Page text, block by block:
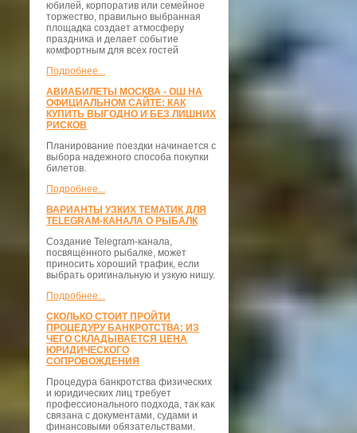
юбилей, корпоратив или семейное
торжество, правильно выбранная
площадка создает атмосферу
праздника и делает событие
комфортным для всех гостей
Подробнее...
АВИАБИЛЕТЫ МОСКВА - ОШ НА
ОФИЦИАЛЬНОМ САЙТЕ: КАК
КУПИТЬ ВЫГОДНО И БЕЗ ЛИШНИХ
РИСКОВ
Планирование поездки начинается с
выбора надежного способа покупки
билетов.
Подробнее...
ВАРИАНТЫ УЗКИХ ТЕМАТИК ДЛЯ
TELEGRAM-КАНАЛА О РЫБАЛК
Создание Telegram-канала,
посвящённого рыбалке, может
приносить хороший трафик, если
выбрать оригинальную и узкую нишу.
Подробнее...
СКОЛЬКО СТОИТ ПРОЙТИ
ПРОЦЕДУРУ БАНКРОТСТВА: ИЗ
ЧЕГО СКЛАДЫВАЕТСЯ ЦЕНА
ЮРИДИЧЕСКОГО
СОПРОВОЖДЕНИЯ
Процедура банкротства физических
и юридических лиц требует
профессионального подхода, так как
связана с документами, судами и
финансовыми обязательствами.